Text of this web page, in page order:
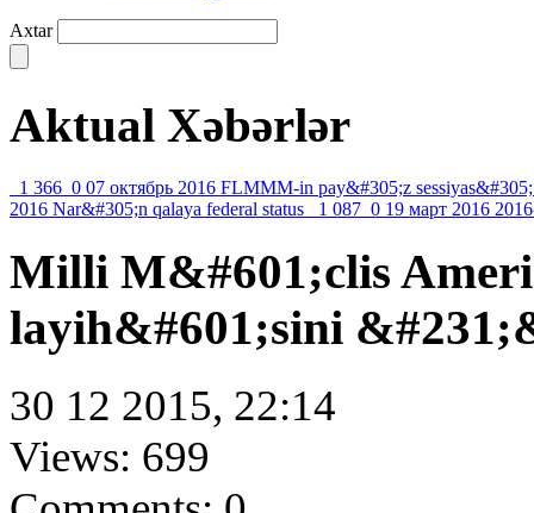
Axtar
Aktual Xəbərlər
1 366 0 07 октябрь 2016 FLMMM-in pay&#305;z sessiyas&#305;
2016 Nar&#305;n qalaya federal status 1 087 0 19 март 2016
Milli M&#601;clis
layih&#601;sini
30 12 2015, 22:14
Views: 699